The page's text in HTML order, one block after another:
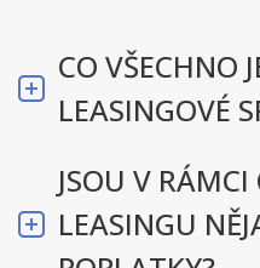
CO VŠECHNO
LEASINGOVÉ
JSOU V
LEASINGU